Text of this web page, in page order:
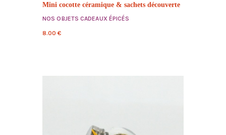
Mini cocotte céramique & sachets découverte
NOS OBJETS CADEAUX ÉPICÉS
8.00 €